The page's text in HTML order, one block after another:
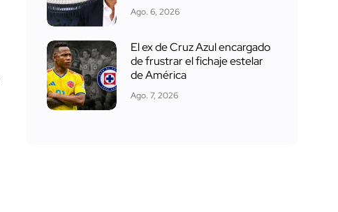
Ago. 6, 2026
El ex de Cruz Azul encargado
de frustrar el fichaje estelar
de América
Ago. 7, 2026